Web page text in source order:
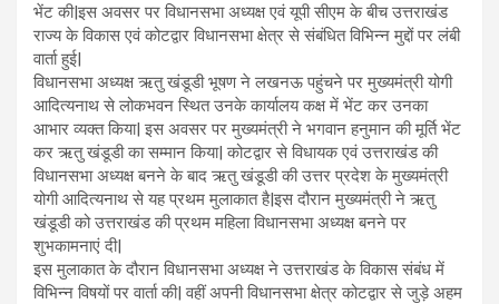
भेंट की|इस अवसर पर विधानसभा अध्यक्ष एवं यूपी सीएम के बीच उत्तराखंड
राज्य के विकास एवं कोटद्वार विधानसभा क्षेत्र से संबंधित विभिन्न मुद्दों पर लंबी
वार्ता हुई|
विधानसभा अध्यक्ष ऋतु खंडूडी भूषण ने लखनऊ पहुंचने पर मुख्यमंत्री योगी
आदित्यनाथ से लोकभवन स्थित उनके कार्यालय कक्ष में भेंट कर उनका
आभार व्यक्त किया| इस अवसर पर मुख्यमंत्री ने भगवान हनुमान की मूर्ति भेंट
कर ऋतु खंडूडी का सम्मान किया| कोटद्वार से विधायक एवं उत्तराखंड की
विधानसभा अध्यक्ष बनने के बाद ऋतु खंडूडी की उत्तर प्रदेश के मुख्यमंत्री
योगी आदित्यनाथ से यह प्रथम मुलाकात है|इस दौरान मुख्यमंत्री ने ऋतु
खंडूडी को उत्तराखंड की प्रथम महिला विधानसभा अध्यक्ष बनने पर
शुभकामनाएं दी|
इस मुलाकात के दौरान विधानसभा अध्यक्ष ने उत्तराखंड के विकास संबंध में
विभिन्न विषयों पर वार्ता की| वहीं अपनी विधानसभा क्षेत्र कोटद्वार से जुड़े अहम